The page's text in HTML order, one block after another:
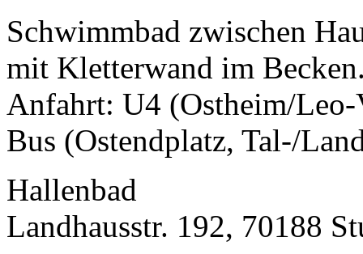
Schwimmbad zwischen
mit Kletterwand im
Anfahrt: U4 (Ostheim/
Bus (Ostendplatz, Tal-/
Hallenbad
Landhausstr. 192, 70188